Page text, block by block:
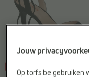
Jouw
Op torfs.be gebruiken